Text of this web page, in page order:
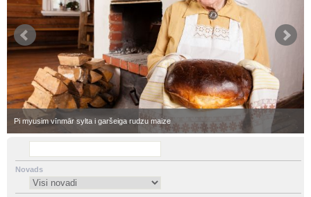
Pi myusim vīnmār sylta i garšeiga rudzu maize
•Novads